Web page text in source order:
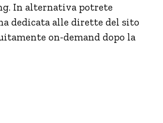
In alternativa potrete
dedicata alle dirette del sito
on-demand dopo la